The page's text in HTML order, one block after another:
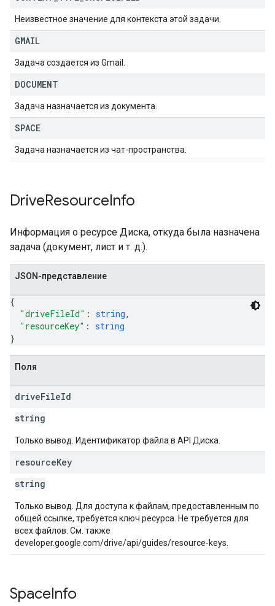
Неизвестное значение для контекста этой задачи.
GMAIL
Задача создается из Gmail.
DOCUMENT
Задача назначается из документа.
SPACE
Задача назначается из чат-пространства.
DriveResourceInfo
Информация о ресурсе Диска, откуда была назначена
задача (документ, лист и т. д.).
JSON-представление
{
"driveFileId" : string,
"resourceKey" : string
}
Поля
driveFileId
string
Только вывод. Идентификатор файла в API Диска.
resourceKey
string
Только вывод. Для доступа к файлам, предоставленным по
общей ссылке, требуется ключ ресурса. Не требуется для
всех файлов. См. также
developer.google.com/drive/api/guides/resource-keys.
SpaceInfo